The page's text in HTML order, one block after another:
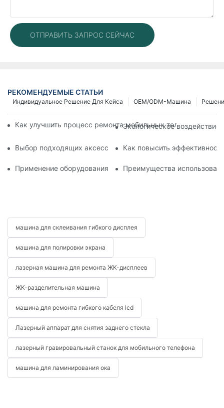
ОТПРАВИТЬ ЗАПРОС СЕЙЧАС
РЕКОМЕНДУЕМЫЕ СТАТЬИ
OEM/ODM-Машина
Индивидуальное Решение Для Кейса
Как улучшить процесс ремонта мобильных телефонов с
Экологическое
Выбор подходящих аксессуаров для вашего устройства
Как повысить
Применение оборудования для ремонта телефонов при
Преимущества
машина для склеивания гибкого дисплея
машина для полировки экрана
лазерная машина для ремонта ЖК-дисплеев
ЖК-разделительная машина
машина для ремонта гибкого кабеля lcd
Лазерный аппарат для снятия заднего стекла
лазерный гравировальный станок для мобильного телефона
машина для ламинирования ока